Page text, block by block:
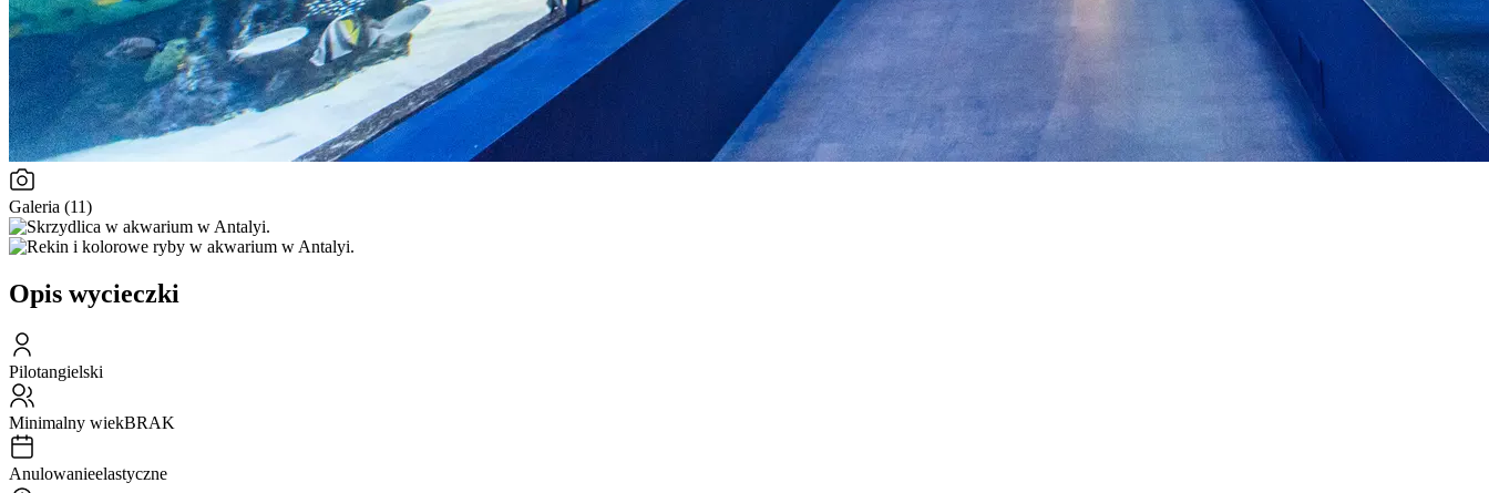
Galeria (11)
Opis wycieczki
Pilotangielski
Minimalny wiekBRAK
Anulowanieelastyczne